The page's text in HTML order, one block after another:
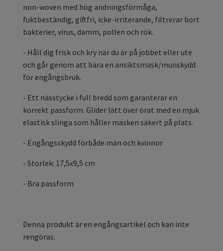
non-woven med hög andningsförmåga,
fuktbeständig, giftfri, icke-irriterande, filtrerar bort
bakterier, virus, damm, pollen och rök.
- Håll dig frisk och kry när du är på jobbet eller ute
och går genom att bära en ansiktsmask/munskydd
för engångsbruk.
- Ett nässtycke i full bredd som garanterar en
korrekt passform. Glider lätt över örat med en mjuk
elastisk slinga som håller masken säkert på plats.
- Engångsskydd förbåde män och kvinnor
- Storlek: 17,5x9,5 cm
- Bra passform
Denna produkt är en engångsartikel och kan inte
rengöras.